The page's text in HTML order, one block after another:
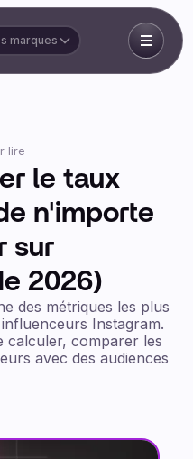
marques
lire
le taux
n'importe
sur
2026)
des métriques les plus
Instagram.
calculer, comparer les
avec des audiences